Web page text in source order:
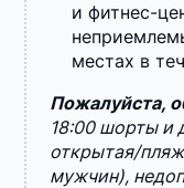
и фитнес-
местах в
Пожалуйста,
18:00 шорты
открытая/
мужчин),